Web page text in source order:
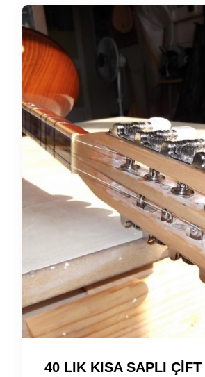
40 LIK KISA SAPLI ÇİFT